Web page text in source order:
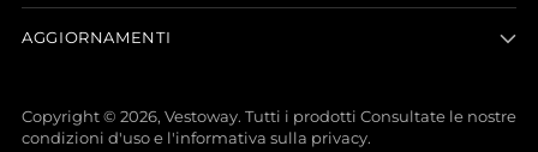
AGGIORNAMENTI
Copyright © 2026, Vestoway. Tutti i prodotti Consultate le nostre
condizioni d'uso e l'informativa sulla privacy.